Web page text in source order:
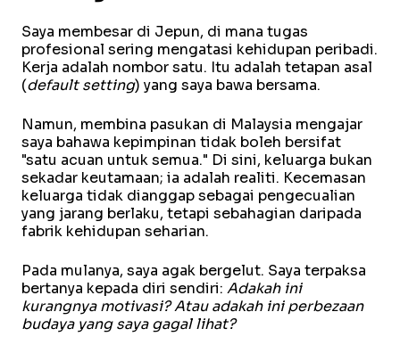
Saya membesar di Jepun, di mana tugas
profesional sering mengatasi kehidupan peribadi.
Kerja adalah nombor satu. Itu adalah tetapan asal
(default setting) yang saya bawa bersama.
Namun, membina pasukan di Malaysia mengajar
saya bahawa kepimpinan tidak boleh bersifat
"satu acuan untuk semua." Di sini, keluarga bukan
sekadar keutamaan; ia adalah realiti. Kecemasan
keluarga tidak dianggap sebagai pengecualian
yang jarang berlaku, tetapi sebahagian daripada
fabrik kehidupan seharian.
Pada mulanya, saya agak bergelut. Saya terpaksa
bertanya kepada diri sendiri: Adakah ini
kurangnya motivasi? Atau adakah ini perbezaan
budaya yang saya gagal lihat?